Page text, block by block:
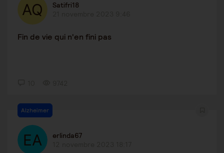
Satifri18
Fin de vie qui n'en fini pas
Alzheimer
erlinda67